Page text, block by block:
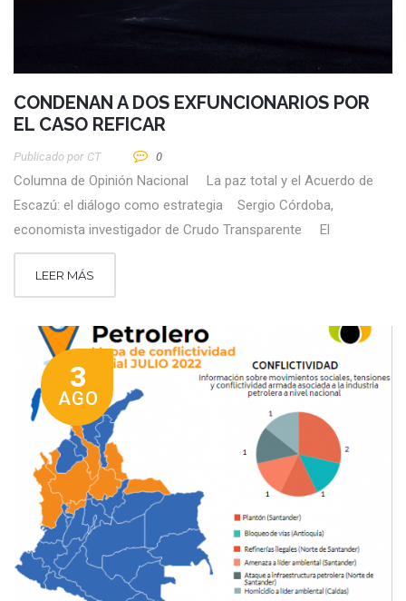
CONDENAN A DOS EXFUNCIONARIOS POR
EL CASO REFICAR
Publicado por CT 0
Columna de Opinión Nacional La paz total y el Acuerdo de
Escazú: el diálogo como estrategia Sergio Córdoba,
economista investigador de Crudo Transparente El
LEER MÁS
3
AGO